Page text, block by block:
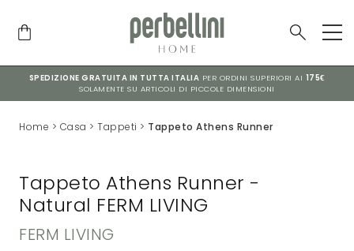
SPEDIZIONE GRATUITA IN TUTTA ITALIA PER ORDINI SUPERIORI AI 175€
SOLAMENTE SU ARTICOLI DI PICCOLE DIMENSIONI
Home > Casa > Tappeti > Tappeto Athens Runner
Tappeto Athens Runner -
Natural FERM LIVING
FERM LIVING